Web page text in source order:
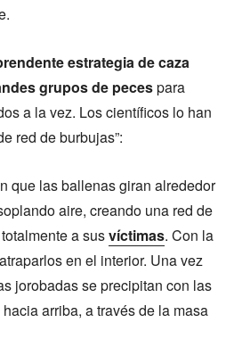
estrategia de caza
grupos de pecespara
a la vez. Los científicos lo han
red de burbujas”:
que las ballenas giran alrededor
aire, creando una red de
a susvíctimas. Con la
en el interior. Una vez
jorobadas se precipitan con las
arriba, a través de la masa